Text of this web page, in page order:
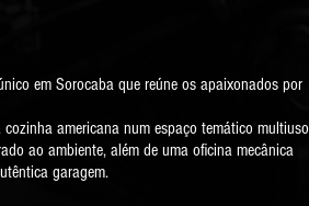
em Sorocaba que reúne os apaixonados por
americana num espaço temático multiuso
ao ambiente, além de uma oficina mecânica
garagem.